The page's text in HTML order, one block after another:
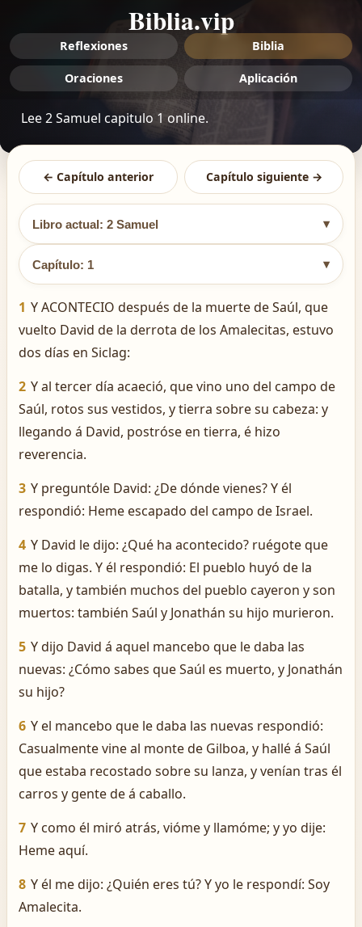
Biblia.vip
Reflexiones Biblia
Oraciones Aplicación
Lee 2 Samuel capitulo 1 online.
← Capítulo anterior Capítulo siguiente →
Libro actual: 2 Samuel ▾
Capítulo: 1 ▾
1 Y ACONTECIO después de la muerte de Saúl, que
vuelto David de la derrota de los Amalecitas, estuvo
dos días en Siclag:
2 Y al tercer día acaeció, que vino uno del campo de
Saúl, rotos sus vestidos, y tierra sobre su cabeza: y
llegando á David, postróse en tierra, é hizo
reverencia.
3 Y preguntóle David: ¿De dónde vienes? Y él
respondió: Heme escapado del campo de Israel.
4 Y David le dijo: ¿Qué ha acontecido? ruégote que
me lo digas. Y él respondió: El pueblo huyó de la
batalla, y también muchos del pueblo cayeron y son
muertos: también Saúl y Jonathán su hijo murieron.
5 Y dijo David á aquel mancebo que le daba las
nuevas: ¿Cómo sabes que Saúl es muerto, y Jonathán
su hijo?
6 Y el mancebo que le daba las nuevas respondió:
Casualmente vine al monte de Gilboa, y hallé á Saúl
que estaba recostado sobre su lanza, y venían tras él
carros y gente de á caballo.
7 Y como él miró atrás, vióme y llamóme; y yo dije:
Heme aquí.
8 Y él me dijo: ¿Quién eres tú? Y yo le respondí: Soy
Amalecita.